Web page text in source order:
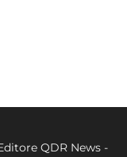
QDR News -